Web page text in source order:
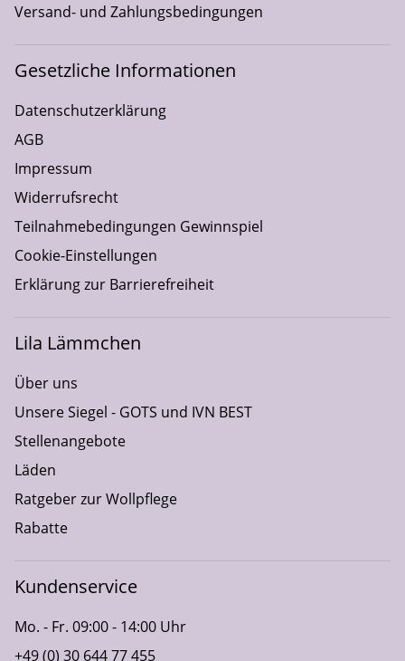
Versand- und Zahlungsbedingungen
Gesetzliche Informationen
Datenschutzerklärung
AGB
Impressum
Widerrufsrecht
Teilnahmebedingungen Gewinnspiel
Cookie-Einstellungen
Erklärung zur Barrierefreiheit
Lila Lämmchen
Über uns
Unsere Siegel - GOTS und IVN BEST
Stellenangebote
Läden
Ratgeber zur Wollpflege
Rabatte
Kundenservice
Mo. - Fr. 09:00 - 14:00 Uhr
+49 (0) 30 644 77 455